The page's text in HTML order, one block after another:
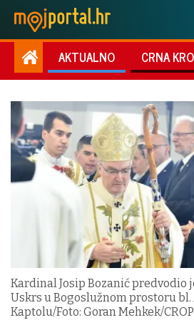
AKTUALNO CRNA
Kardinal Josip Bozanić predvodio
Uskrs u Bogoslužnom prostoru
Kaptolu/Foto: Goran Mehkek/